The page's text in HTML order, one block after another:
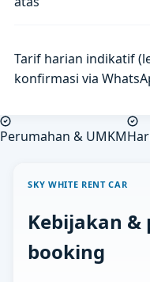
Tarif harian indikatif
konfirmasi via
Perumahan & UMKM
SKY WHITE RENT CAR
Kebijakan &
booking